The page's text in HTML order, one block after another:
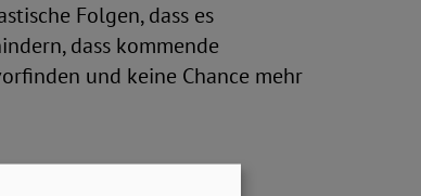
Folgen, dass es
dass kommende
und keine Chance mehr